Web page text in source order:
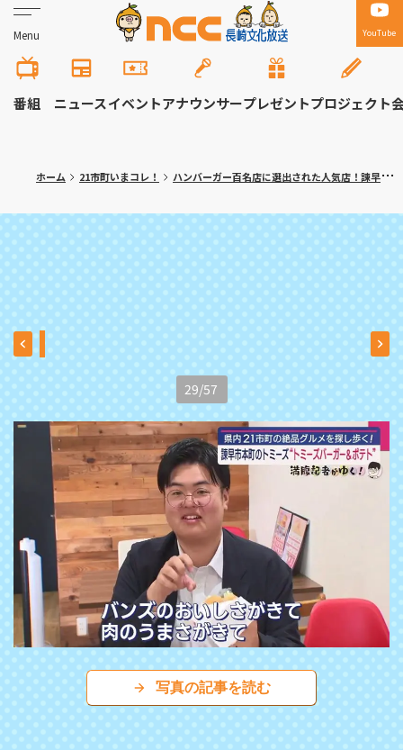
Menu YouTube
番組 ニュースイベントアナウンサープレゼントプロジェクト
ホーム 21市町いまコレ！ ハンバーガー百名店に選出された人気店！諫早市「ハンバーガー＆クレープ トミーズ」≪満腹記者がゆく⑩≫
29/57
写真の記事を読む